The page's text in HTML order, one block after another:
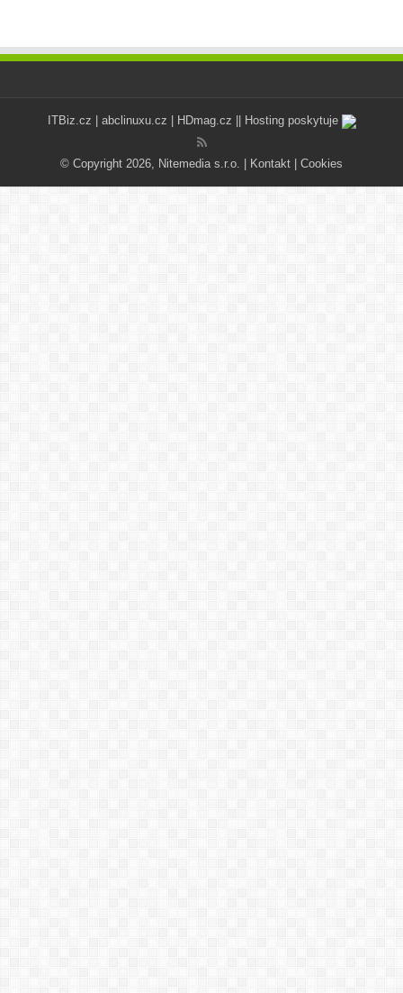
ITBiz.cz abclinuxu.cz HDmag.cz || Hosting poskytuje
© Copyright 2026, Nitemedia s.r.o. | Kontakt Cookies